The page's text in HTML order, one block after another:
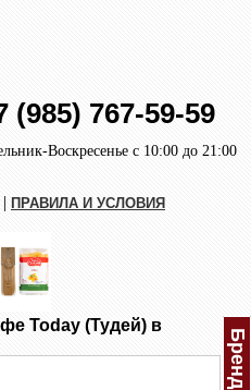
(985) 767-59-59
Воскресенье с 10:00 до 21:00
| ПРАВИЛА И УСЛОВИЯ
Today (Тудей) в
Бренд